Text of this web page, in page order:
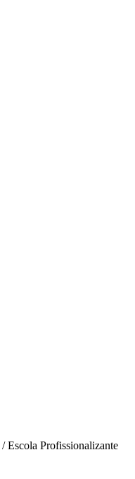
/ Escola Profissionalizante